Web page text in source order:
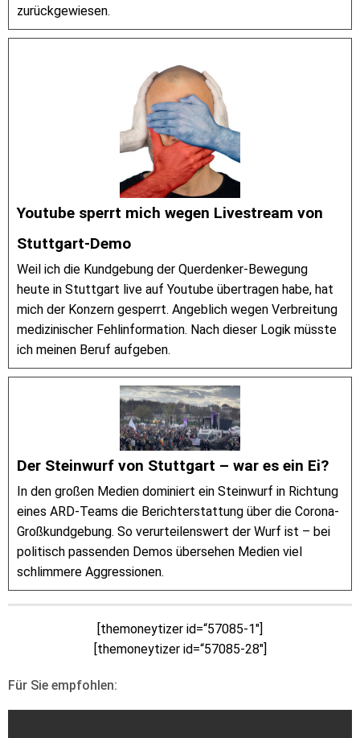
zurückgewiesen.
Youtube sperrt mich wegen Livestream von
Stuttgart-Demo
Weil ich die Kundgebung der Querdenker-Bewegung
heute in Stuttgart live auf Youtube übertragen habe, hat
mich der Konzern gesperrt. Angeblich wegen Verbreitung
medizinischer Fehlinformation. Nach dieser Logik müsste
ich meinen Beruf aufgeben.
Der Steinwurf von Stuttgart – war es ein Ei?
In den großen Medien dominiert ein Steinwurf in Richtung
eines ARD-Teams die Berichterstattung über die Corona-
Großkundgebung. So verurteilenswert der Wurf ist – bei
politisch passenden Demos übersehen Medien viel
schlimmere Aggressionen.
[themoneytizer id=“57085-1″]
[themoneytizer id=“57085-28″]
Für Sie empfohlen: